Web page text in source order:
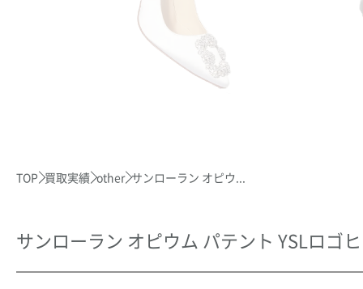
TOP 買取実績 other サンローラン オピウ...
サンローラン オピウム パテント YSLロゴ